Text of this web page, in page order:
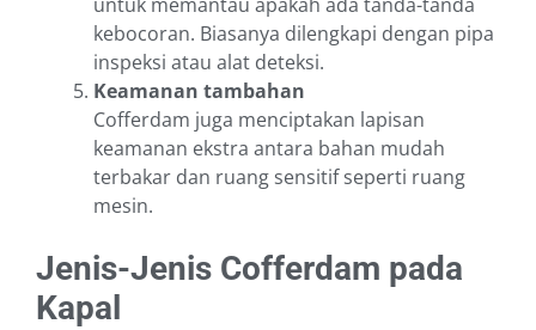
kebocoran. Biasanya dilengkapi dengan pipa
inspeksi atau alat deteksi.
Keamanan tambahan
Cofferdam juga menciptakan lapisan
keamanan ekstra antara bahan mudah
terbakar dan ruang sensitif seperti ruang
mesin.
Jenis-Jenis Cofferdam pada
Kapal